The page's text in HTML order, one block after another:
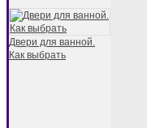
Двери для ванной.
Как выбрать